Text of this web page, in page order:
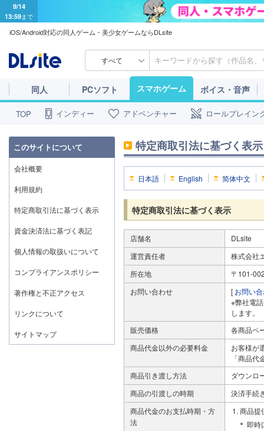
9/14
13:59まで
iOS/Android対応の同人ゲーム・美少女ゲームならDLsite
すべて
同人 PCソフト スマホゲーム ボイス・音声
TOP インディー アドベンチャー ロールプレイン
特定商取引法に基づく表示
日本語 English 简体中文
特定商取引法に基づく表示
店舗名
DLsite
運営責任者
株式会社
所在地
〒101-
お問い合わせ
[ お問い
※弊社電
します。
販売価格
各商品ペ
商品代金以外の必要料金
お客様が
「商品
商品引き渡し方法
ダウンロ
商品の引渡しの時期
決済手続
商品代金のお支払時期・方
法
商品提
即時
このサイトについて
会社概要
利用規約
特定商取引法に基づく表示
資金決済法に基づく表記
個人情報の取扱いについて
コンプライアンスポリシー
著作権と不正アクセス
リンクについて
サイトマップ